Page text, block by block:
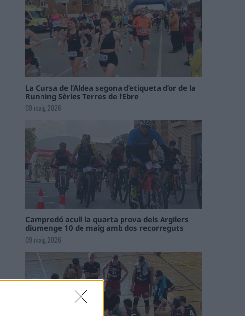
La Cursa de l’Aldea segona d’etiqueta d’or de la
Running Sèries Terres de l’Ebre
09 maig 2026
Campredó acull la quarta prova dels Argilers
diumenge 10 de maig amb dos recorreguts
09 maig 2026